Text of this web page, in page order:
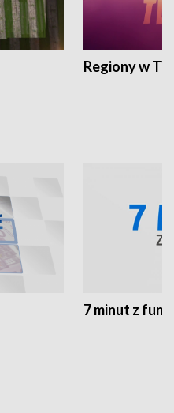
Regiony w
7 minut z